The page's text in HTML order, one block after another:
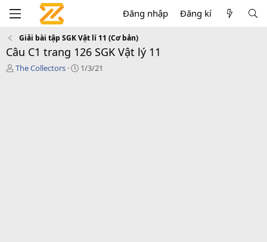
Đăng nhập Đăng kí
Giải bài tập SGK Vật lí 11 (Cơ bản)
Câu C1 trang 126 SGK Vật lý 11
T
The Collectors
C1/3/21